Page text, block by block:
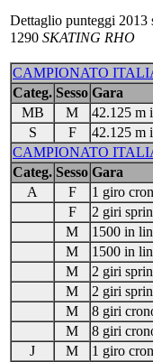
Dettaglio punteggi
1290 SKATING RHO
CAMPIONATO
Categ. Sesso Gara
MB
M 42.125 m
S
F 42.125 m
CAMPIONATO
Categ. Sesso Gara
A
F 1 giro
F
2 giri
M
1500 in
M
1500 in
M
2 giri
M
2 giri
M
8 giri
M
8 giri
J
M 1 giro